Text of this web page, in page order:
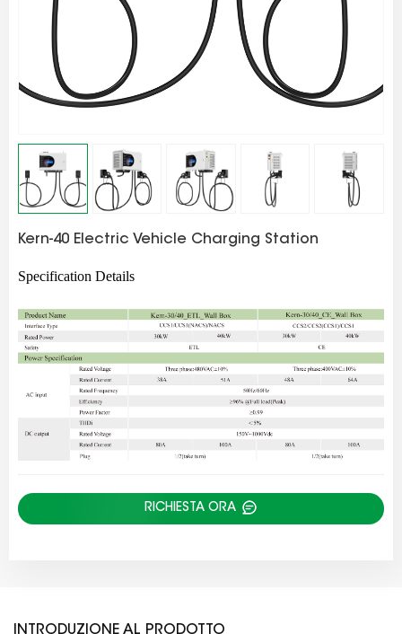
Kern-40 Electric Vehicle Charging Station
Specification Details
RICHIESTA ORA
INTRODUZIONE AL PRODOTTO